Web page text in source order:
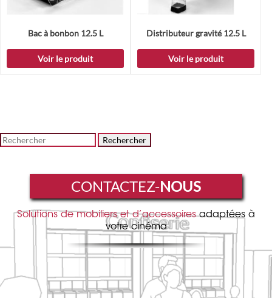
Bac à bonbon 12.5 L
Voir le produit
Distributeur gravité 12.5 L
Voir le produit
Rechercher
CONTACTEZ-NOUS
Solutions de mobiliers et d’accessoiresadaptées à
votre cinéma